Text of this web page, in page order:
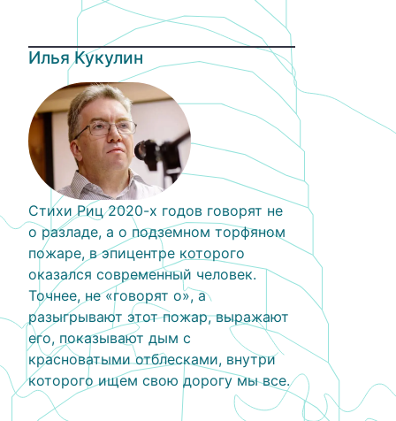
Илья Кукулин
Стихи Риц 2020-х годов говорят не
о разладе, а о подземном торфяном
пожаре, в эпицентре которого
оказался современный человек.
Точнее, не «говорят о», а
разыгрывают этот пожар, выражают
его, показывают дым с
красноватыми отблесками, внутри
которого ищем свою дорогу мы все.